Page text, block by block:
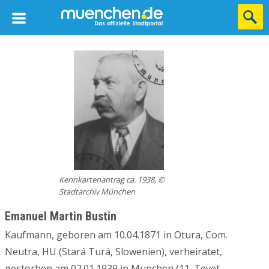
Kennkartenantrag ca. 1938, ©
Stadtarchiv München
Emanuel Martin Bustin
Kaufmann, geboren am 10.04.1871 in Otura, Com.
Neutra, HU (Stará Turá, Slowenien), verheiratet,